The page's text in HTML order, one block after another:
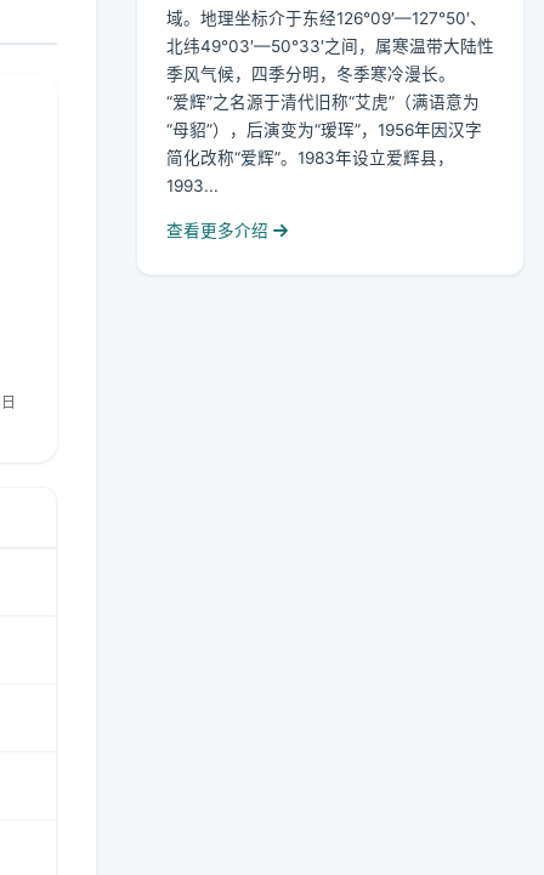
域。地理坐标介于东经126°09′—127°50′、
北纬49°03′—50°33′之间，属寒温带大陆性
季风气候，四季分明，冬季寒冷漫长。
“爱辉”之名源于清代旧称“艾虎”（满语意为
“母貂”），后演变为“瑷珲”，1956年因汉字
简化改称“爱辉”。1983年设立爱辉县，
1993...
查看更多介绍